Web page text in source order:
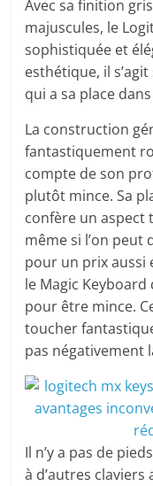
Avec sa finition
majuscules, le
sophistiquée et
esthétique, il
qui a sa place
La construction
fantastiquement
compte de son
plutôt mince. Sa
confère un aspect
même si l’on peut
pour un prix aussi
le Magic Keyboard
pour être mince.
toucher
pas négativement
Il n’y a pas de
à d’autres